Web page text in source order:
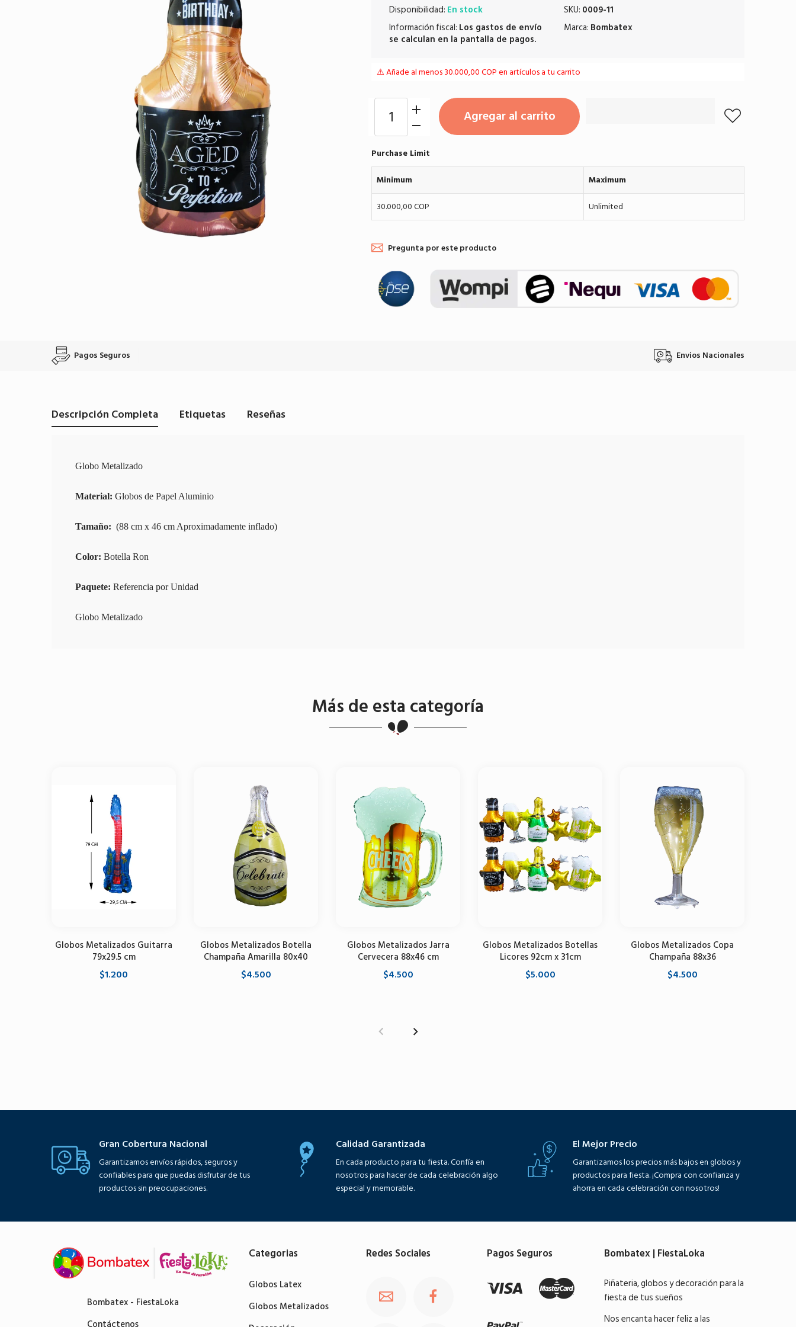
Disponibilidad: En stock
Información fiscal: Los gastos de envío
se calculan en la pantalla de pagos.
SKU: 0009-11
Marca: Bombatex
⚠️ Añade al menos 30.000,00 COP en artículos a tu carrito
Agregar al carrito
Purchase Limit
Minimum
Maximum
30.000,00 COP
Unlimited
Pregunta por este producto
Pagos Seguros Envios Nacionales
Descripción Completa Etiquetas Reseñas
Globo Metalizado
Material: Globos de Papel Aluminio
Tamaño: (88 cm x 46 cm Aproximadamente inflado)
Color: Botella Ron
Paquete: Referencia por Unidad
Globo Metalizado
Más de esta categoría
Globos Metalizados Guitarra
79x29.5 cm
$1.200
Globos Metalizados Botella
Champaña Amarilla 80x40
$4.500
Globos Metalizados Jarra
Cervecera 88x46 cm
$4.500
Globos Metalizados Botellas
Licores 92cm x 31cm
$5.000
Globos Metalizados Copa
Champaña 88x36
$4.500
Gran Cobertura Nacional
Garantizamos envíos rápidos, seguros y
confiables para que puedas disfrutar de tus
productos sin preocupaciones.
Calidad Garantizada
En cada producto para tu fiesta. Confía en
nosotros para hacer de cada celebración algo
especial y memorable.
El Mejor Precio
Garantizamos los precios más bajos en globos y
productos para fiesta. ¡Compra con confianza y
ahorra en cada celebración con nosotros!
Bombatex - FiestaLoka
Categorias
Globos Latex
Globos Metalizados
Redes Sociales Pagos Seguros Bombatex | FiestaLoka
Piñateria, globos y decoración para la
fiesta de tus sueños
Nos encanta hacer feliz a las